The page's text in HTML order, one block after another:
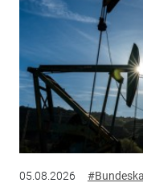
05.08.2026